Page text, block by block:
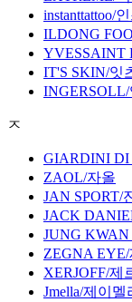
instanttattoo/
ILDONG
YVESSAINT
IT'S SKIN/잇
ㅈ
GIARDINI DI
ZAOL/자올
JAN SPORT/
JACK
JUNG
ZEGNA
XERJOFF/제
Jmella/제이멜